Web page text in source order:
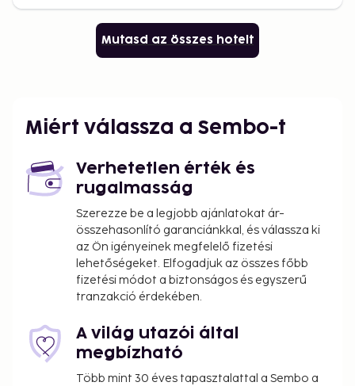
Mutasd az összes hotelt
Miért válassza a Sembo-t
Verhetetlen érték és
rugalmasság
Szerezze be a legjobb ajánlatokat ár-
összehasonlító garanciánkkal, és válassza ki
az Ön igényeinek megfelelő fizetési
lehetőségeket. Elfogadjuk az összes főbb
fizetési módot a biztonságos és egyszerű
tranzakció érdekében.
A világ utazói által
megbízható
Több mint 30 éves tapasztalattal a Sembo a